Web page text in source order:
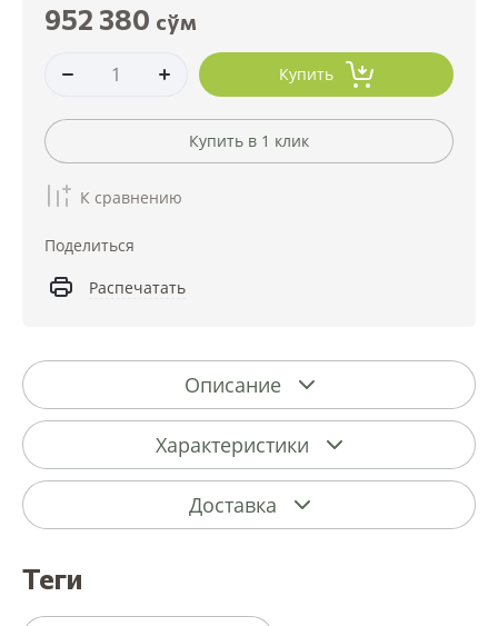
952 380 сўм
Купить
Купить в 1 клик
К сравнению
Поделиться
Распечатать
Описание
Характеристики
Доставка
теги